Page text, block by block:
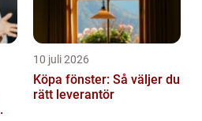
10 juli 2026
Köpa fönster: Så väljer du
rätt leverantör